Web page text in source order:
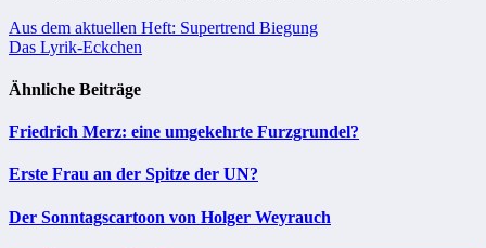
Beitragsnavigation
Aus dem aktuellen Heft: Supertrend Biegung
Das Lyrik-Eckchen
Ähnliche Beiträge
Friedrich Merz: eine umgekehrte Furzgrundel?
Erste Frau an der Spitze der UN?
Der Sonntagscartoon von Holger Weyrauch